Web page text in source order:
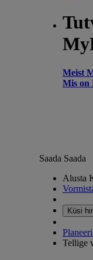
Meist
Mis on
Saada Saada
Alusta
Küsi
Tellige